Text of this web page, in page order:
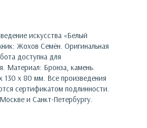
искусства «Белый
Жохов Семён. Оригинальная
доступна для
Материал: Бронза, камень.
130 х 80 мм. Все произведения
сертификатом подлинности.
и Санкт-Петербургу.